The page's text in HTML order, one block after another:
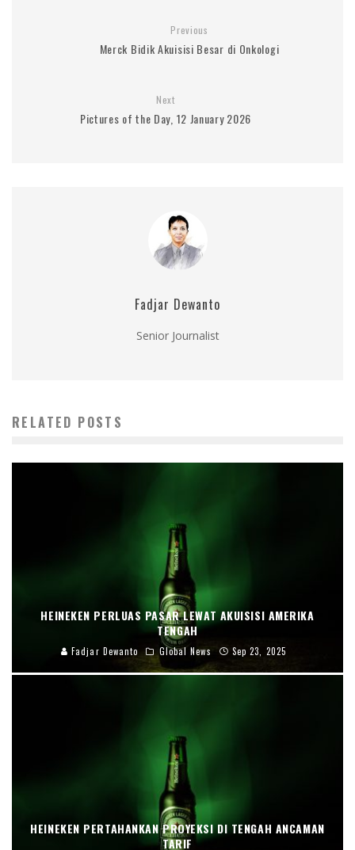
Previous
Merck Bidik Akuisisi Besar di Onkologi
Next
Pictures of the Day, 12 January 2026
Fadjar Dewanto
Senior Journalist
RELATED POSTS
HEINEKEN PERLUAS PASAR LEWAT AKUISISI AMERIKA
TENGAH
Fadjar Dewanto Global News Sep 23, 2025
HEINEKEN PERTAHANKAN PROYEKSI DI TENGAH ANCAMAN
TARIF